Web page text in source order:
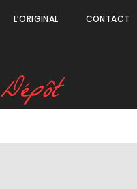
L’ORIGINAL CONTACT
Dépôt